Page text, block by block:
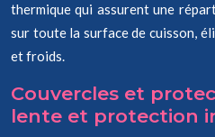
thermique qui assurent une
sur toute la surface de cuisson,
et froids.
Couvercles et
lente et protection